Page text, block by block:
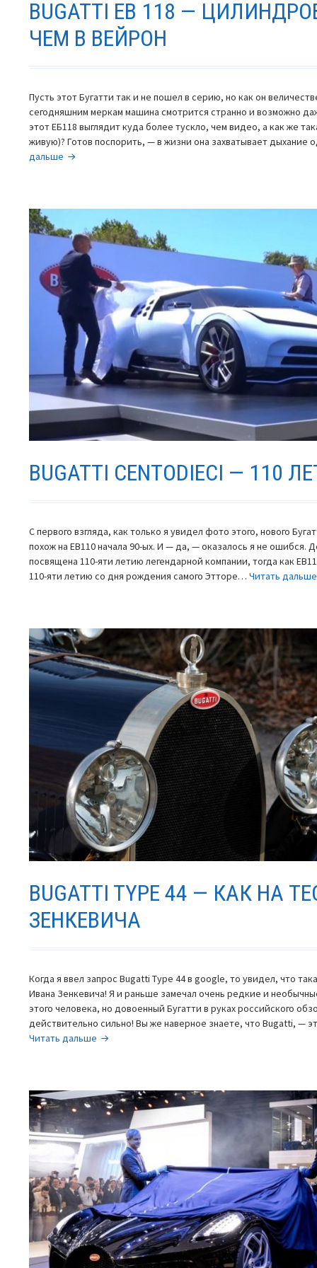
BUGATTI EB 118 —
ЧЕМ В ВЕЙРОН
Пусть этот Бугатти так и не пошел в серию, но как он
сегодняшним меркам машина смотрится странно и возможно
этот ЕБ118 выглядит куда более тускло, чем видео, а как же
живую)? Готов поспорить, — в жизни она захватывает
дальше Bugatti
цилиндров
больше,
чем
в
Вейрон
BUGATTI CENTODIECI — 110
С первого взгляда, как только я увидел фото этого, нового
похож на EB110 начала 90-ых. И — да, — оказалось я не ошибся.
посвящена 110-яти летию легендарной компании, тогда как
110-яти летию со дня рождения самого Этторе…Читать
BUGATTI TYPE 44 — КАК НА
ЗЕНКЕВИЧА
Когда я ввел запрос Bugatti Type 44 в google, то увидел, что
Ивана Зенкевича! Я и раньше замечал очень редкие и
этого человека, но довоенный Бугатти в руках российского
действительно сильно! Вы же наверное знаете, что Bugatti, —
Читать дальше Bugatti
как
на
тесте
Зенкевича